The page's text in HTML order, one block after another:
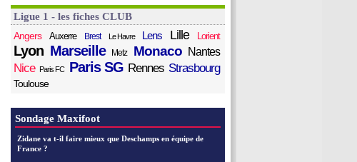
Ligue 1 - les fiches CLUB
Angers
Auxerre Brest Le Havre Lens Lille Lorient
Lyon Marseille Metz Monaco Nantes
Nice Paris FC Paris SG Rennes Strasbourg
Toulouse
Sondage Maxifoot
Zidane va t-il faire mieux que Deschamps en équipe de
France ?